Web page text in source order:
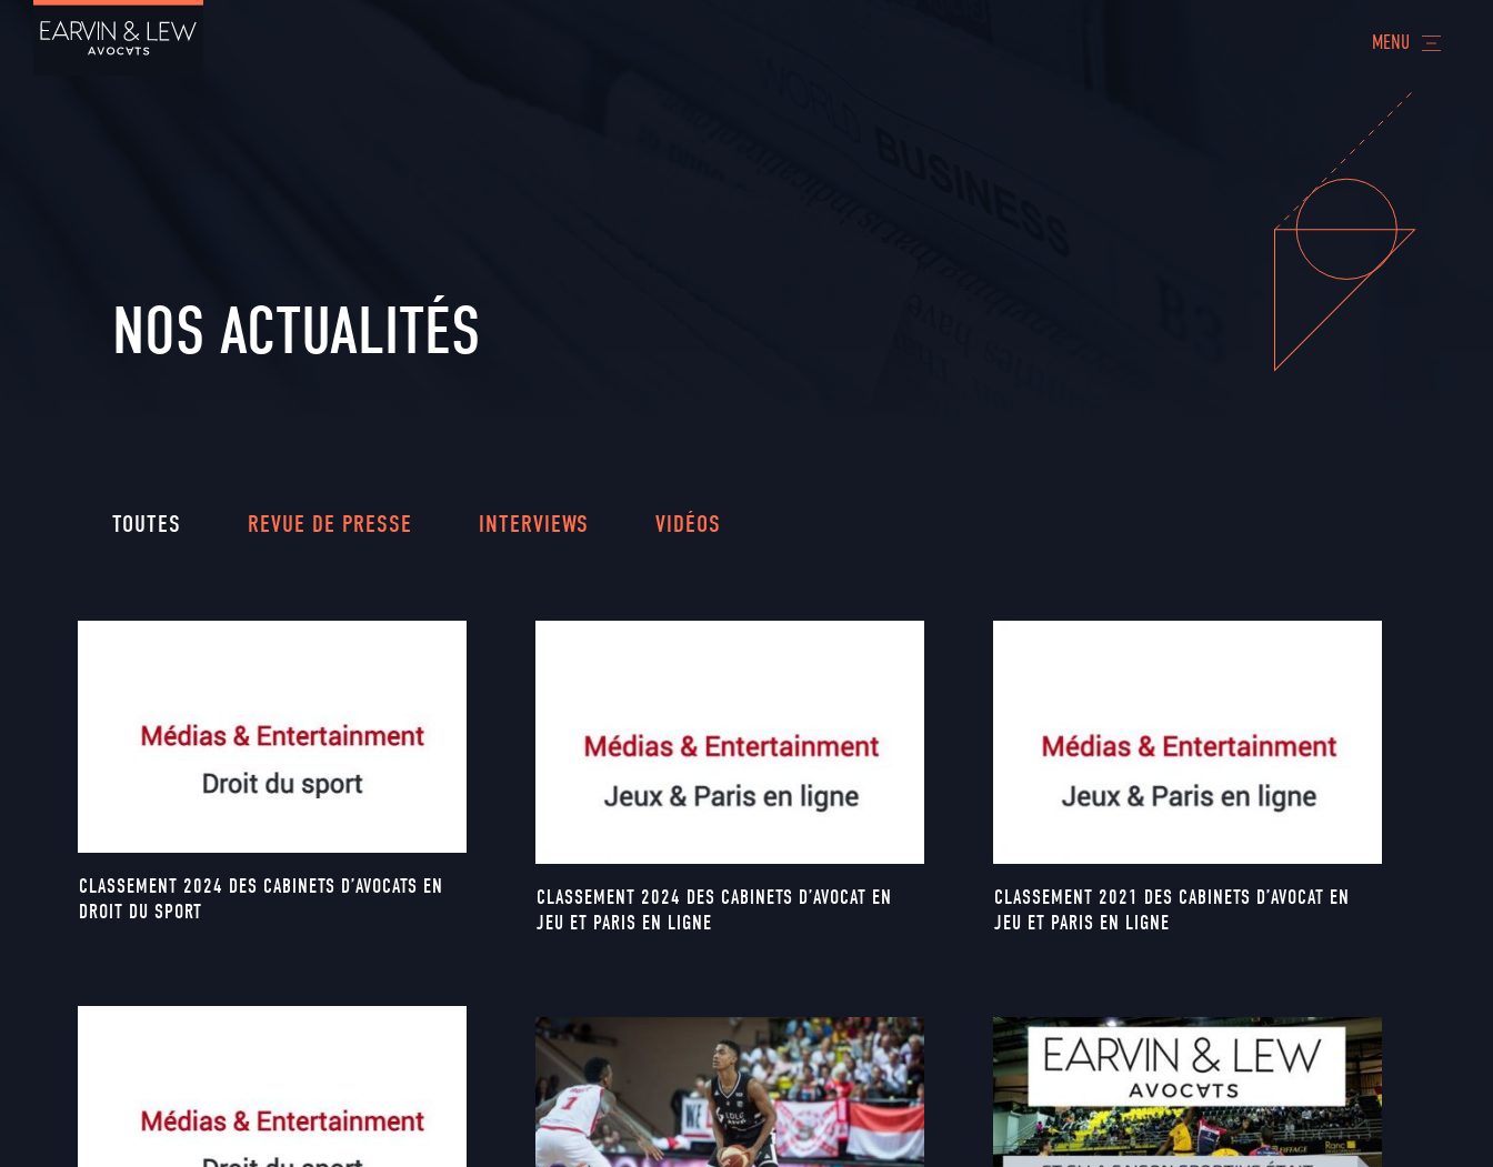
NOS ACTUALITÉS
TOUTES REVUE DE PRESSE INTERVIEWS VIDÉOS
CLASSEMENT 2024 DES CABINETS D’AVOCATS EN
DROIT DU SPORT
CLASSEMENT 2024 DES CABINETS D’AVOCAT EN
JEU ET PARIS EN LIGNE
CLASSEMENT 2021 DES CABINETS D’AVOCAT EN
JEU ET PARIS EN LIGNE